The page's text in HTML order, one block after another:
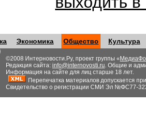
Экономика Общество Культура
©2008 Интерновости.Ру, проект группы «
Редакция сайта: info@internovosti.ru. Общие и
Информация на сайте для лиц старше 18 лет.
Перепечатка материалов допускается
Свидетельство о регистрации СМИ Эл №ФС77-